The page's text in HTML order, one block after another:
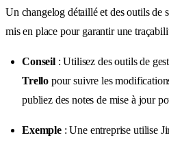
Un changelog détaillé et des outils de
mis en place pour garantir une
Conseil: Utilisez des outils de
Trello pour suivre les
publiez des notes de mise à jour
Exemple: Une entreprise utilise